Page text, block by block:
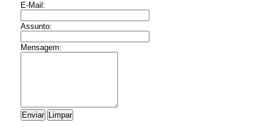
E-Mail:
Assunto:
Mensagem: